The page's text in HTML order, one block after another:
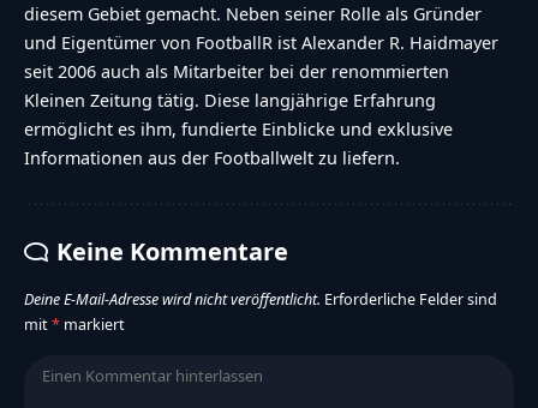
diesem Gebiet gemacht. Neben seiner Rolle als Gründer
und Eigentümer von FootballR ist Alexander R. Haidmayer
seit 2006 auch als Mitarbeiter bei der renommierten
Kleinen Zeitung tätig. Diese langjährige Erfahrung
ermöglicht es ihm, fundierte Einblicke und exklusive
Informationen aus der Footballwelt zu liefern.
Keine Kommentare
Deine E-Mail-Adresse wird nicht veröffentlicht. Erforderliche Felder sind
mit* markiert